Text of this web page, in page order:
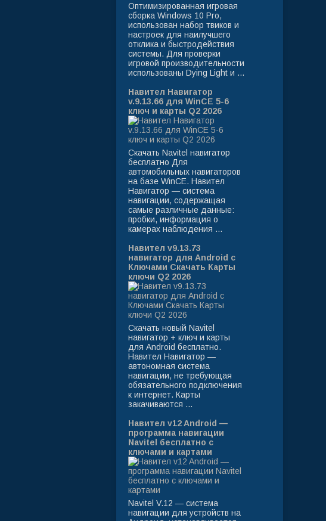
Оптимизированная игровая
сборка Windows 10 Pro,
использован набор твиков и
настроек для наилучшего
отклика и быстродействия
системы. Для проверки
игровой производительности
использованы Dying Light и ...
Навител Навигатор
v.9.13.66 для WinCE 5-6
ключ и карты Q2 2026
Скачать Navitel навигатор
бесплатно Для
автомобильных навигаторов
на базе WinCE. Навител
Навигатор — система
навигации, содержащая
самые различные данные:
пробки, информация о
камерах наблюдения ...
Навител v9.13.73
навигатор для Android с
Ключами Скачать Карты
ключи Q2 2026
Скачать новый Navitel
навигатор + ключ и карты
для Android бесплатно.
Навител Навигатор —
автономная система
навигации, не требующая
обязательного подключения
к интернет. Карты
закачиваются ...
Навител v12 Android —
программа навигации
Navitel бесплатно с
ключами и картами
Navitel V.12 — система
навигации для устройств на